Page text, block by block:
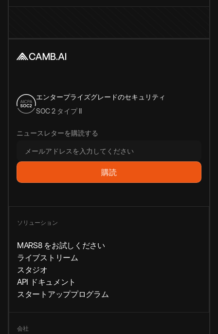
エンタープライズグレードのセキュリティ
SOC 2 タイプ II
ニュースレターを購読する
ソリューション
MARS8 をお試しください
ライブストリーム
スタジオ
API ドキュメント
スタートアッププログラム
会社